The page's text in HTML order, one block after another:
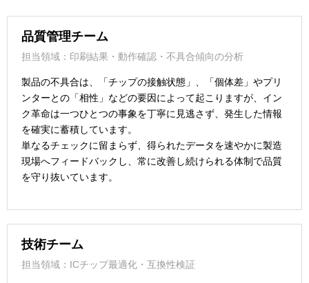
品質管理チーム
担当領域：印刷結果・動作確認・不具合傾向の分析
製品の不具合は、「チップの接触状態」、「個体差」やプリ
ンターとの「相性」などの要因によって起こりますが、イン
ク革命は一つひとつの事象を丁寧に見逃さず、発生した情報
を確実に蓄積しています。
単なるチェックに留まらず、得られたデータを速やかに製造
現場へフィードバックし、常に改善し続けられる体制で品質
を守り抜いています。
技術チーム
担当領域：ICチップ最適化・互換性検証